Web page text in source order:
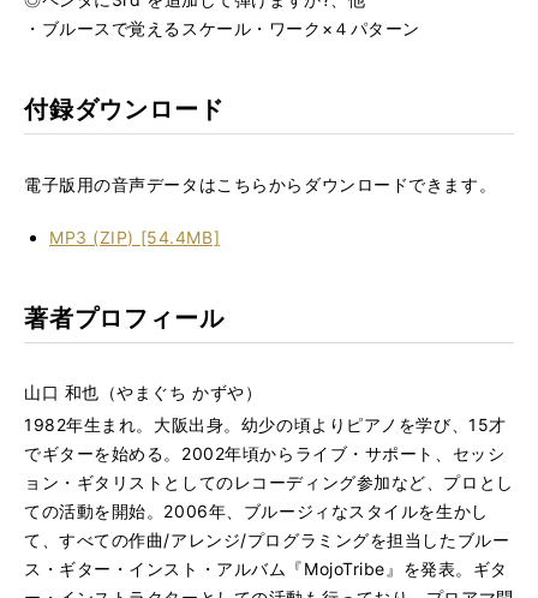
・ブルースで覚えるスケール・ワーク×４パターン
付録ダウンロード
電子版用の音声データはこちらからダウンロードできます。
MP3 (ZIP) [54.4MB]
著者プロフィール
山口 和也（やまぐち かずや）
1982年生まれ。大阪出身。幼少の頃よりピアノを学び、15才
でギターを始める。2002年頃からライブ・サポート、セッシ
ョン・ギタリストとしてのレコーディング参加など、プロとし
ての活動を開始。2006年、ブルージィなスタイルを生かし
て、すべての作曲/アレンジ/プログラミングを担当したブルー
ス・ギター・インスト・アルバム『MojoTribe』を発表。ギタ